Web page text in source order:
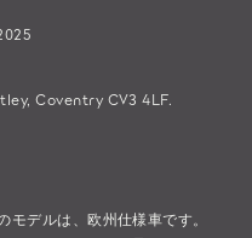
Coventry CV3 4LF.
デルは、欧州仕様車です。